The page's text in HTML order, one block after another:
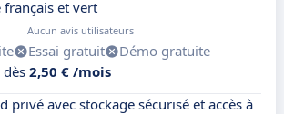
français et vert
Aucun avis utilisateurs
Essai gratuit
Démo gratuite
2,50 € /mois
privé avec stockage sécurisé et accès à